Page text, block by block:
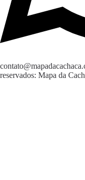
reservados: Mapa da